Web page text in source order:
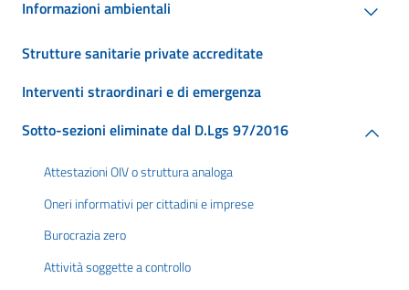
Informazioni ambientali
Strutture sanitarie private accreditate
Interventi straordinari e di emergenza
Sotto-sezioni eliminate dal D.Lgs 97/2016
Attestazioni OIV o struttura analoga
Oneri informativi per cittadini e imprese
Burocrazia zero
Attività soggette a controllo